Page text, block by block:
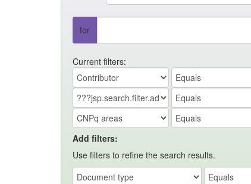
for
Current filters:
Add filters:
Use filters to refine the search results.